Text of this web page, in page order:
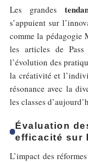
Les grandes
s’appuient sur
comme la pédagogie
les articles de Pass
l’évolution des
la créativité et
résonance avec la
les classes
Évaluation
efficacité sur
L’impact des